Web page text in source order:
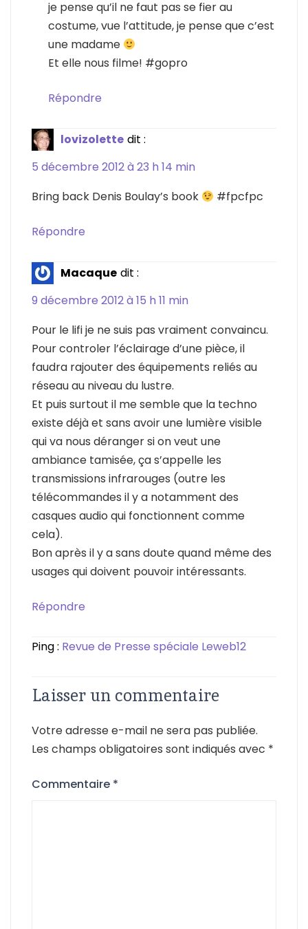
je pense qu’il ne faut pas se fier au
costume, vue l’attitude, je pense que c’est
une madame
Et elle nous filme! #gopro
Répondre
lovizolette dit :
5 décembre 2012 à 23 h 14 min
Bring back Denis Boulay’s book
#fpcfpc
Répondre
Macaque dit :
9 décembre 2012 à 15 h 11 min
Pour le lifi je ne suis pas vraiment convaincu.
Pour controler l’éclairage d’une pièce, il
faudra rajouter des équipements reliés au
réseau au niveau du lustre.
Et puis surtout il me semble que la techno
existe déjà et sans avoir une lumière visible
qui va nous déranger si on veut une
ambiance tamisée, ça s’appelle les
transmissions infrarouges (outre les
télécommandes il y a notamment des
casques audio qui fonctionnent comme
cela).
Bon après il y a sans doute quand même des
usages qui doivent pouvoir intéressants.
Répondre
Ping : Revue de Presse spéciale Leweb12
Laisser un commentaire
Votre adresse e-mail ne sera pas publiée.
Les champs obligatoires sont indiqués avec *
Commentaire *